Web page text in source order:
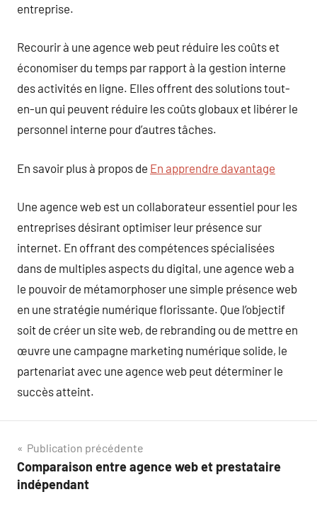
entreprise.
Recourir à une agence web peut réduire les coûts et
économiser du temps par rapport à la gestion interne
des activités en ligne. Elles offrent des solutions tout-
en-un qui peuvent réduire les coûts globaux et libérer le
personnel interne pour d’autres tâches.
En savoir plus à propos de En apprendre davantage
Une agence web est un collaborateur essentiel pour les
entreprises désirant optimiser leur présence sur
internet. En offrant des compétences spécialisées
dans de multiples aspects du digital, une agence web a
le pouvoir de métamorphoser une simple présence web
en une stratégie numérique florissante. Que l’objectif
soit de créer un site web, de rebranding ou de mettre en
œuvre une campagne marketing numérique solide, le
partenariat avec une agence web peut déterminer le
succès atteint.
Navigation
de
Publication précédente
Comparaison entre agence web et prestataire
indépendant